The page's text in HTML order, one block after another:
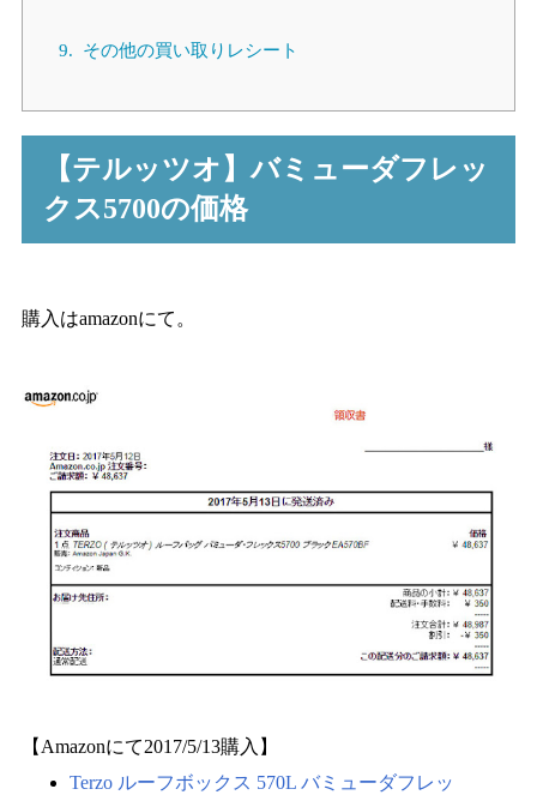
9. その他の買い取りレシート
【テルッツオ】バミューダフレッ
クス5700の価格
購入はamazonにて。
【Amazonにて2017/5/13購入】
Terzo ルーフボックス 570L バミューダフレッ